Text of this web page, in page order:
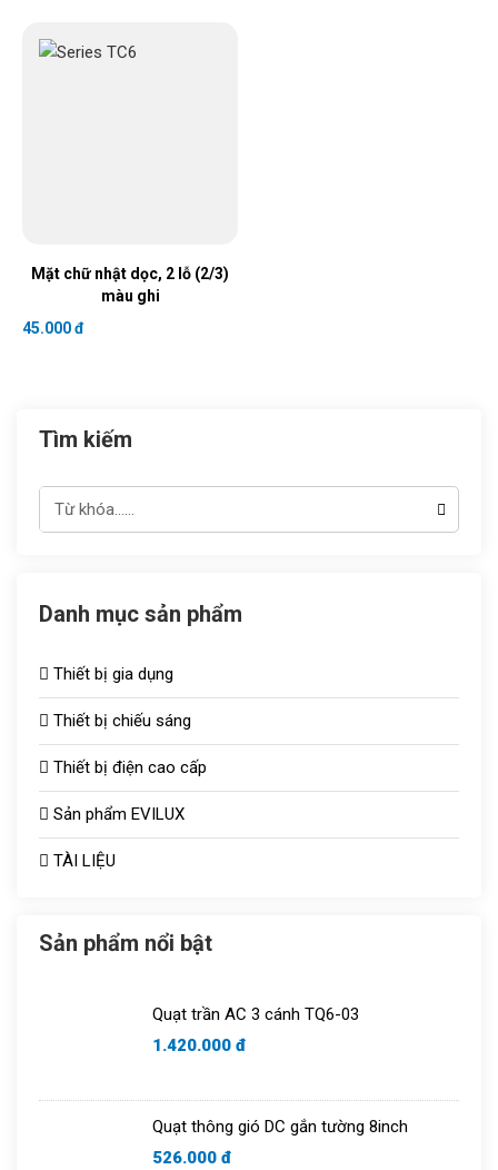
Mặt chữ nhật dọc, 2 lỗ (2/3)
màu ghi
45.000 đ
Tìm kiếm
Danh mục sản phẩm
Thiết bị gia dụng
Thiết bị chiếu sáng
Thiết bị điện cao cấp
Đèn chiếu sáng TOT
Công tắc ổ cắm
Quạt thông gió
Sản phẩm EVILUX
Bóng sưởi
Bóng bulb
TÀI LIỆU
Sản phẩm nổi bật
Quạt trần AC 3 cánh TQ6-03
1.420.000 đ
Quạt thông gió DC gắn tường 8inch
526.000 đ